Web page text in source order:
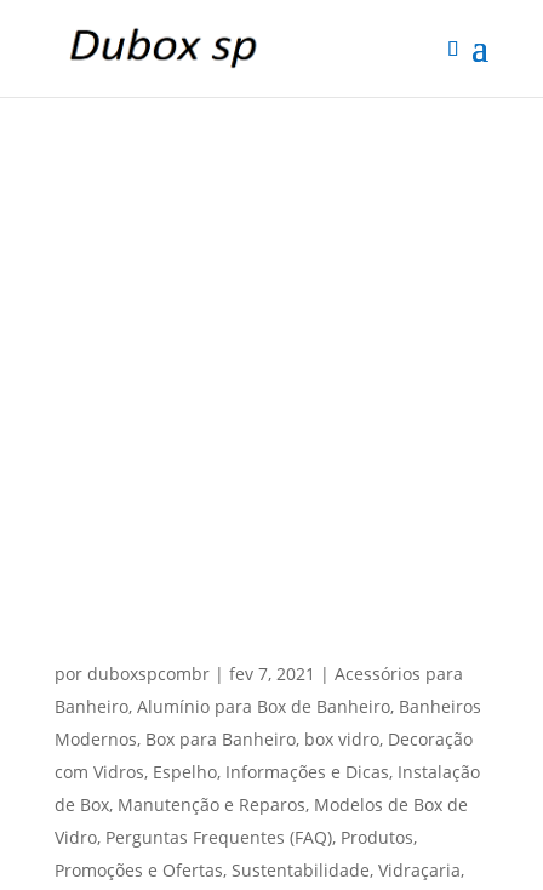
por duboxspcombr| fev 7, 2021 | Acessórios para
Banheiro, Alumínio para Box de Banheiro, Banheiros
Modernos, Box para Banheiro, box vidro, Decoração
com Vidros, Espelho, Informações e Dicas, Instalação
de Box, Manutenção e Reparos, Modelos de Box de
Vidro, Perguntas Frequentes (FAQ), Produtos,
Promoções e Ofertas, Sustentabilidade, Vidraçaria,